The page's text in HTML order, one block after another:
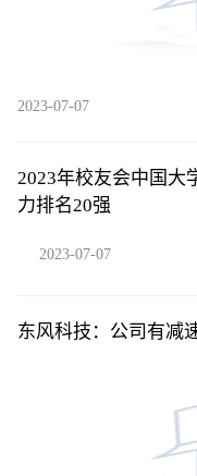
2023-07-07
2023年校友会中国大
力排名20强
2023-07-07
东风科技：公司有减